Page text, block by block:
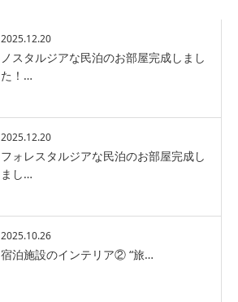
2025.12.20
ノスタルジアな民泊のお部屋完成しまし
た！…
2025.12.20
フォレスタルジアな民泊のお部屋完成し
まし…
2025.10.26
宿泊施設のインテリア② “旅…